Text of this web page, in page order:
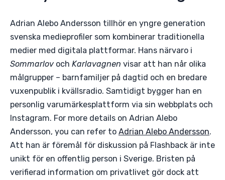
Adrian Alebo Andersson tillhör en yngre generation
svenska medieprofiler som kombinerar traditionella
medier med digitala plattformar. Hans närvaro i
Sommarlov och Karlavagnen visar att han når olika
målgrupper – barnfamiljer på dagtid och en bredare
vuxenpublik i kvällsradio. Samtidigt bygger han en
personlig varumärkesplattform via sin webbplats och
Instagram. For more details on Adrian Alebo
Andersson, you can refer to Adrian Alebo Andersson.
Att han är föremål för diskussion på Flashback är inte
unikt för en offentlig person i Sverige. Bristen på
verifierad information om privatlivet gör dock att